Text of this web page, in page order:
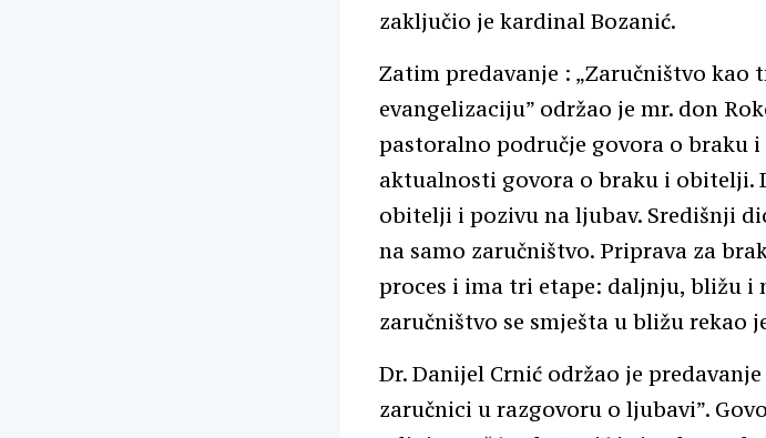
zaključio je kardinal Bozanić.
Zatim predavanje : „Zaručništvo kao
evangelizaciju” održao je mr. don
pastoralno područje govora o braku
aktualnosti govora o braku i obitelji.
obitelji i pozivu na ljubav. Središnji
na samo zaručništvo. Priprava za
proces i ima tri etape: daljnju, bližu i
zaručništvo se smješta u bližu rekao
Dr. Danijel Crnić održao je
zaručnici u razgovoru o ljubavi”.